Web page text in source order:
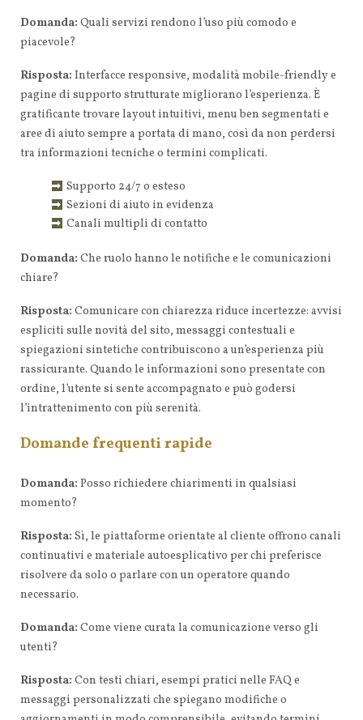
Domanda: Quali servizi rendono l’uso più comodo e
piacevole?
Risposta: Interfacce responsive, modalità mobile-friendly e
pagine di supporto strutturate migliorano l’esperienza. È
gratificante trovare layout intuitivi, menu ben segmentati e
aree di aiuto sempre a portata di mano, così da non perdersi
tra informazioni tecniche o termini complicati.
Supporto 24/7 o esteso
Sezioni di aiuto in evidenza
Canali multipli di contatto
Domanda: Che ruolo hanno le notifiche e le comunicazioni
chiare?
Risposta: Comunicare con chiarezza riduce incertezze: avvisi
espliciti sulle novità del sito, messaggi contestuali e
spiegazioni sintetiche contribuiscono a un’esperienza più
rassicurante. Quando le informazioni sono presentate con
ordine, l’utente si sente accompagnato e può godersi
l’intrattenimento con più serenità.
Domande frequenti rapide
Domanda: Posso richiedere chiarimenti in qualsiasi
momento?
Risposta: Sì, le piattaforme orientate al cliente offrono canali
continuativi e materiale autoesplicativo per chi preferisce
risolvere da solo o parlare con un operatore quando
necessario.
Domanda: Come viene curata la comunicazione verso gli
utenti?
Risposta: Con testi chiari, esempi pratici nelle FAQ e
messaggi personalizzati che spiegano modifiche o